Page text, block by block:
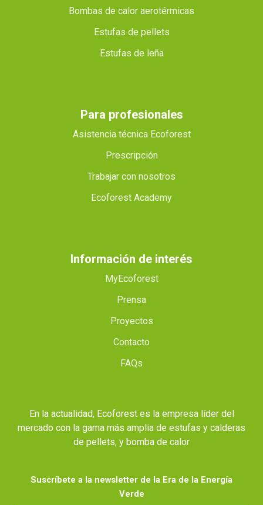
Bombas de calor aerotérmicas
Estufas de pellets
Estufas de leña
Para profesionales
Asistencia técnica Ecoforest
Prescripción
Trabajar con nosotros
Ecoforest Academy
Información de interés
MyEcoforest
Prensa
Proyectos
Contacto
FAQs
En la actualidad, Ecoforest es la empresa líder del
mercado con la gama más amplia de estufas y calderas
de pellets, y bomba de calor
Suscríbete a la newsletter de la Era de la Energía
Verde